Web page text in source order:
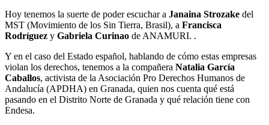
Hoy tenemos la suerte de poder escuchar a Janaina Strozake del
MST (Movimiento de los Sin Tierra, Brasil), a Francisca
Rodríguez y Gabriela Curinao de ANAMURI. .
Y en el caso del Estado español, hablando de cómo estas empresas
violan los derechos, tenemos a la compañera Natalia García
Caballos, activista de la Asociación Pro Derechos Humanos de
Andalucía (APDHA) en Granada, quien nos cuenta qué está
pasando en el Distrito Norte de Granada y qué relación tiene con
Endesa.